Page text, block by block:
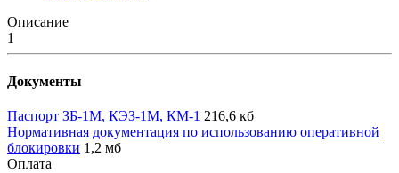
Описание
1
Документы
Паспорт ЗБ-1М, КЭЗ-1М, КМ-1 216,6 кб
Нормативная документация по использованию оперативной
блокировки 1,2 мб
Оплата